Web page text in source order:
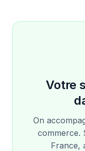
Votre
On
commerce.
France,